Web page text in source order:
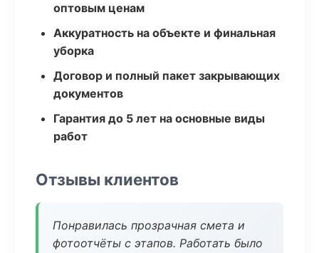
оптовым ценам
Аккуратность на объекте и финальная
уборка
Договор и полный пакет закрывающих
документов
Гарантия до 5 лет на основные виды
работ
Отзывы клиентов
Понравилась прозрачная смета и
фотоотчёты с этапов. Работать было